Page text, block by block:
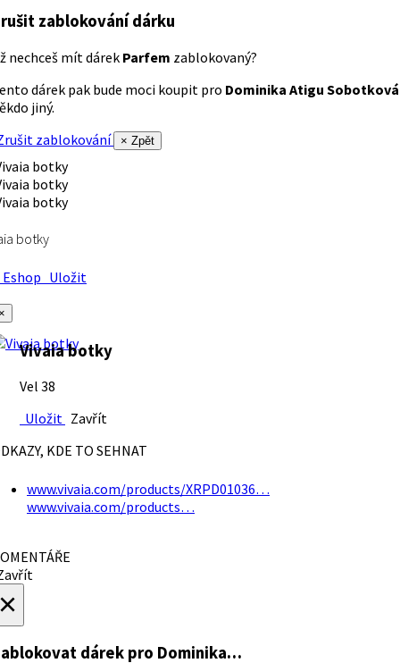
zablokování dárku
nechceš mít dárek Parfem zablokovaný?
dárek pak bude moci koupit pro Dominika Atigu Sobotková
jiný.
zablokování
× Zpět
botky
Uložit
Vivaia botky
Vel 38
Uložit Zavřít
KDE TO SEHNAT
www.vivaia.com/products/XRPD01036…
www.vivaia.com/products…
dárek pro Dominika…